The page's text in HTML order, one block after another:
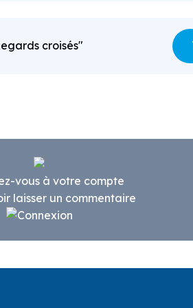
croisés"
vous à votre compte
laisser un commentaire